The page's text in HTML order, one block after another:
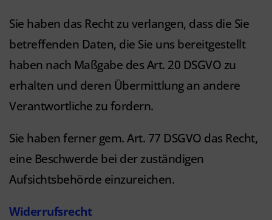
Sie haben das Recht zu verlangen, dass die Sie
betreffenden Daten, die Sie uns bereitgestellt
haben nach Maßgabe des Art. 20 DSGVO zu
erhalten und deren Übermittlung an andere
Verantwortliche zu fordern.
Sie haben ferner gem. Art. 77 DSGVO das Recht,
eine Beschwerde bei der zuständigen
Aufsichtsbehörde einzureichen.
Widerrufsrecht